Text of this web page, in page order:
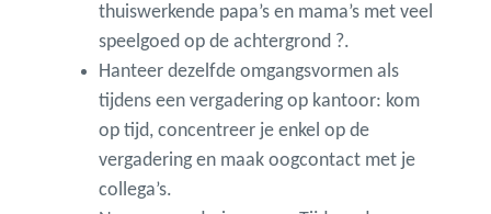
thuiswerkende papa’s en mama’s met veel
speelgoed op de achtergrond ?.
Hanteer dezelfde omgangsvormen als
tijdens een vergadering op kantoor: kom
op tijd, concentreer je enkel op de
vergadering en maak oogcontact met je
collega’s.